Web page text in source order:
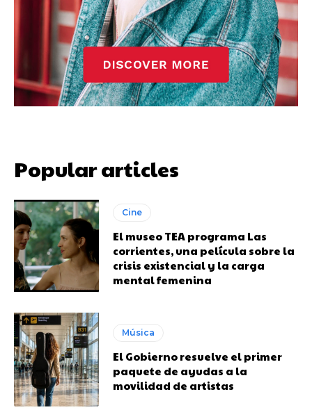
Popular articles
Cine
El museo TEA programa Las
corrientes, una película sobre la
crisis existencial y la carga
mental femenina
Música
El Gobierno resuelve el primer
paquete de ayudas a la
movilidad de artistas